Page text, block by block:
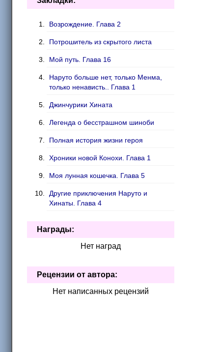
Возрождение. Глава 2
Потрошитель из скрытого листа
Мой путь. Глава 16
Наруто больше нет, только Менма,
только ненависть.. Глава 1
Джинчурики Хината
Легенда о бесстрашном шиноби
Полная история жизни героя
Хроники новой Конохи. Глава 1
Моя лунная кошечка. Глава 5
Другие приключения Наруто и
Хинаты. Глава 4
Сильнейшая пара. Глава 13
Легенда о бесстрашном шиноби :
Ярость Бога. Глава 13
Блудный сын Конохи. Глава 12
Введение
Награды:
Нет наград
Рецензии от автора:
Нет написанных рецензий